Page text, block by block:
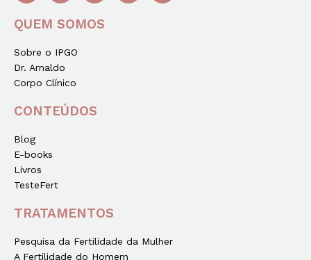
QUEM SOMOS
Sobre o IPGO
Dr. Arnaldo
Corpo Clínico
CONTEÚDOS
Blog
E-books
Livros
TesteFert
TRATAMENTOS
Pesquisa da Fertilidade da Mulher
A Fertilidade do Homem